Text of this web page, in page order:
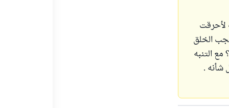
لأحرقت
الخلق
التنبه
شأنه .